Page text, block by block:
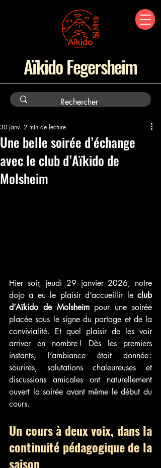
Aïkido Fegersheim
Une belle soirée d’échange
avec le club d’Aïkido de
Molsheim
30 janv. 2 min de lecture
Hier soir, jeudi 29 janvier 2026, notre
dojo a eu le plaisir d’accueillir le club
d’Aïkido de Molsheim pour une soirée
placée sous le signe du partage et de la
convivialité. Et quel plaisir de les voir
arriver en nombre ! Dès les premiers
instants, l’ambiance était donnée :
sourires, salutations chaleureuses et
discussions amicales ont naturellement
ouvert la soirée avant même le début du
cours.
Un cours à deux voix, dans la
continuité pédagogique de la
saison